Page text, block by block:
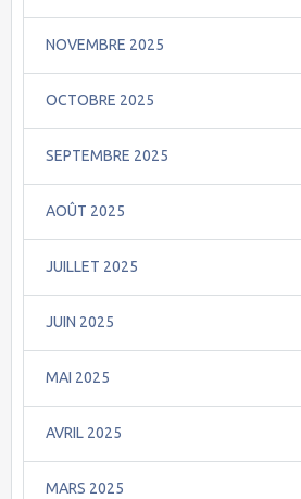
NOVEMBRE 2025
OCTOBRE 2025
SEPTEMBRE 2025
AOÛT 2025
JUILLET 2025
JUIN 2025
MAI 2025
AVRIL 2025
MARS 2025